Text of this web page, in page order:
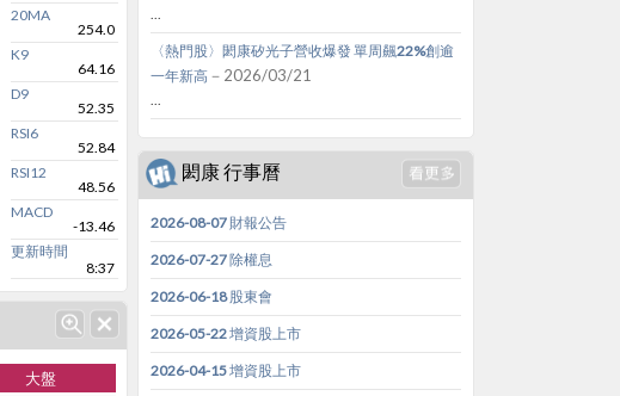
20MA
254.0
K9
64.16
D9
52.35
RSI6
52.84
RSI12
48.56
MACD
-13.46
更新時間
8:37
大盤
...
〈熱門股〉閎康矽光子營收爆發 單周飆22%創逾
一年新高 －2026/03/21
...
閎康 行事曆
2026-08-07 財報公告
2026-07-27 除權息
2026-06-18 股東會
2026-05-22 增資股上市
2026-04-15 增資股上市